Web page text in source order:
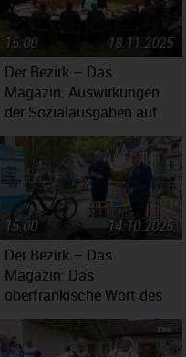
Der Bezirk – Das
Magazin: Auswirkungen
der Sozialausgaben auf
den Haushaltsplan
18.11.2025
15:00
Der Bezirk – Das
Magazin: Das
oberfränkische Wort des
Jahres 2025
14.10.2025
15:00